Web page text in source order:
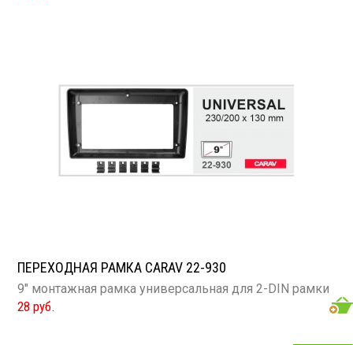
ПЕРЕХОДНАЯ РАМКА CARAV 22-930
9" монтажная рамка универсальная для 2-DIN рамки
28 руб.